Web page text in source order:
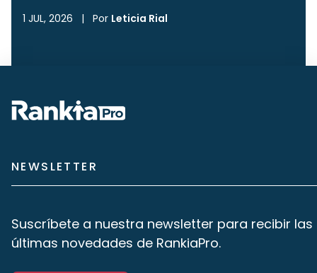
1 JUL, 2026 | Por Leticia Rial
NEWSLETTER
Suscríbete a nuestra newsletter para recibir las
últimas novedades de RankiaPro.